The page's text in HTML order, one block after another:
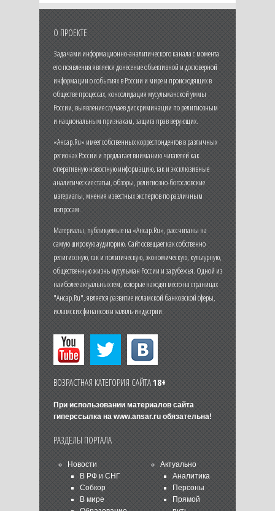
О ПРОЕКТЕ
Задачами информационно-аналитического канала с момента
его появления является донесение объективной и достоверной
информации о событиях в России и мире и происходящих в
обществе процессах, консолидация мусульманской уммы
России, выявление случаев дискриминации по религиозным
и национальным признакам, защита прав верующих.
«Ансар.Ru» имеет собственных корреспондентов в различных
регионах России и предлагает вниманию читателей как
оперативную новостную информацию, так и эксклюзивные
аналитические статьи, обзоры, религиозно-богословские
материалы, мнения известных экспертов по различным
вопросам.
Материалы, публикуемые на «Ансар.Ru», рассчитаны на
самую широкую аудиторию. Сайт освещает как собственно
религиозную, так и политическую, экономическую, культурную,
общественную жизнь мусульман России и зарубежья. Одной из
наиболее актуальных тем, которые находят место на страницах
"Ансар.Ru", является развитие исламской банковской сферы,
исламских финансов и халяль-индустрии.
ВОЗРАСТНАЯ КАТЕГОРИЯ САЙТА18+
При использовании материалов сайта
гиперссылка на www.ansar.ruобязательна!
РАЗДЕЛЫ ПОРТАЛА
Новости
В РФ и СНГ
Собкор
В мире
Актуально
Аналитика
Персоны
Прямой